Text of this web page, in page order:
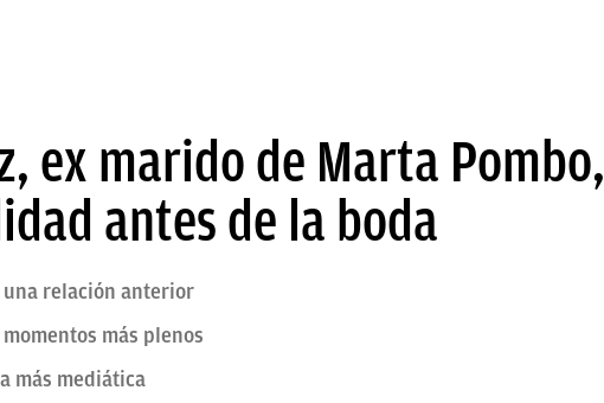
ex marido de Marta Pombo,
antes de la boda
una relación anterior
más plenos
más mediática